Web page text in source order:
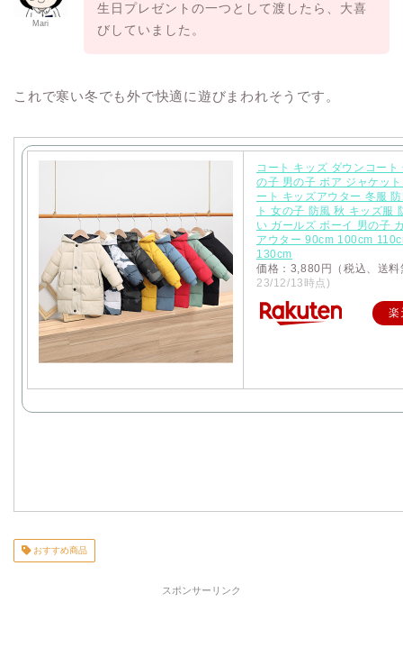
Mari
生日プレゼントの一つとして渡したら、大喜
びしていました。
これで寒い冬でも外で快適に遊びまわれそうです。
コート キッズ ダウンコート
の子 男の子 ボア ジャケッ
ート キッズアウター 冬服
ト 女の子 防風 秋 キッズ服
い ガールズ ボーイ 男の子
アウター 90cm 100cm
130cm
価格：3,880円（税込、送
23/12/13時点)
楽
おすすめ商品
スポンサーリンク